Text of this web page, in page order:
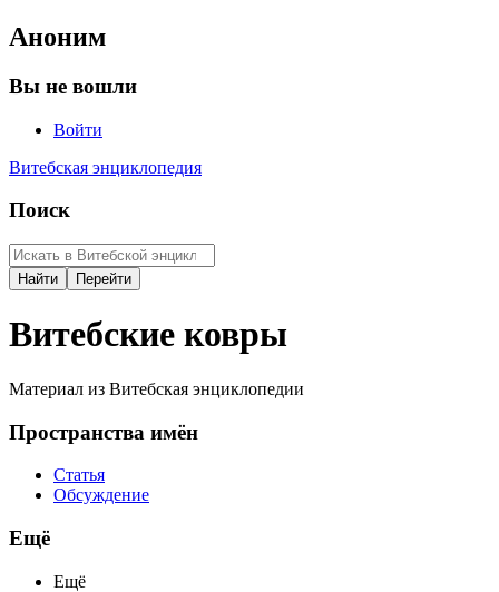
Аноним
Вы не вошли
Войти
Витебская энциклопедия
Поиск
Витебские ковры
Материал из Витебская энциклопедии
Пространства имён
Статья
Обсуждение
Ещё
Ещё